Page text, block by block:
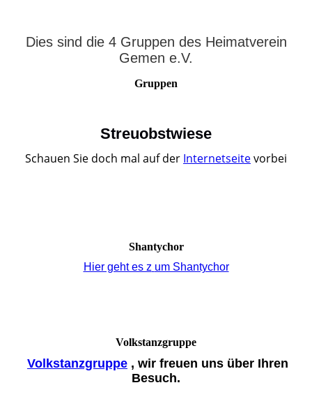
Dies sind die 4 Gruppen des Heimatverein
Gemen e.V.
Gruppen
Streuobstwiese
Schauen Sie doch mal auf der Internetseitevorbei
Shantychor
Hier geht es z um Shantychor
Volkstanzgruppe
Volkstanzgruppe , wir freuen uns über Ihren
Besuch.